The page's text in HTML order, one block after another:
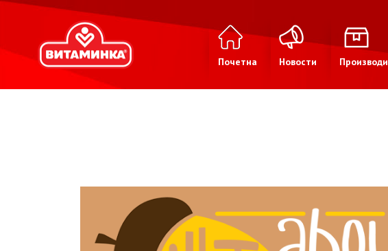
Почетна Новости Производи